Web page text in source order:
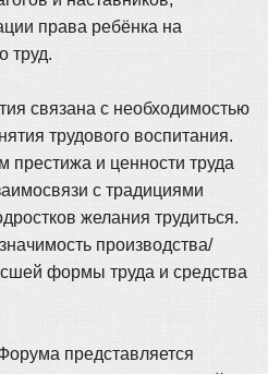
права ребёнка на
труд.
связана с необходимостью
трудового воспитания.
престижа и ценности труда
с традициями
желания трудиться.
производства/
формы труда и средства
представляется